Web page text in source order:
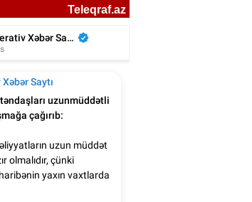
gün toy etdi, 6 milyon